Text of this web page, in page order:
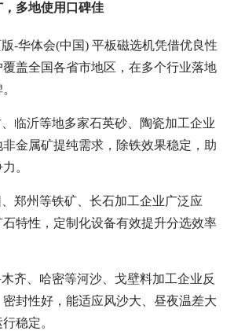
多地使用口碑佳
-华体会(中国) 平板磁选机凭借优良性
盖全国各省市地区，在多个行业落地
临沂等地多家石英砂、陶瓷加工企业
金属矿提纯需求，除铁效果稳定，助
。
郑州等铁矿、长石加工企业广泛应
特性，定制化设备有效提升分选效率
齐、哈密等河沙、戈壁料加工企业反
封性好，能适应风沙大、昼夜温差大
稳定。